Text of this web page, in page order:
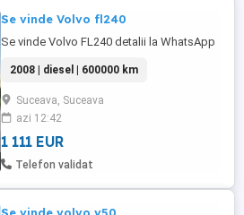
Se vinde Volvo fl240
Se vinde Volvo FL240 detalii la WhatsApp
2008 | diesel | 600000 km
Suceava, Suceava
azi 12:42
1 111 EUR
Telefon validat